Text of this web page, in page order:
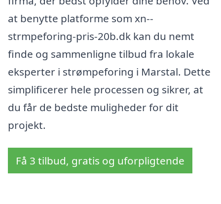
at benytte platforme som xn--
strmpeforing-pris-20b.dk kan du nemt
finde og sammenligne tilbud fra lokale
eksperter i strømpeforing i Marstal. Dette
simplificerer hele processen og sikrer, at
du får de bedste muligheder for dit
projekt.
Få 3 tilbud, gratis og uforpligtende